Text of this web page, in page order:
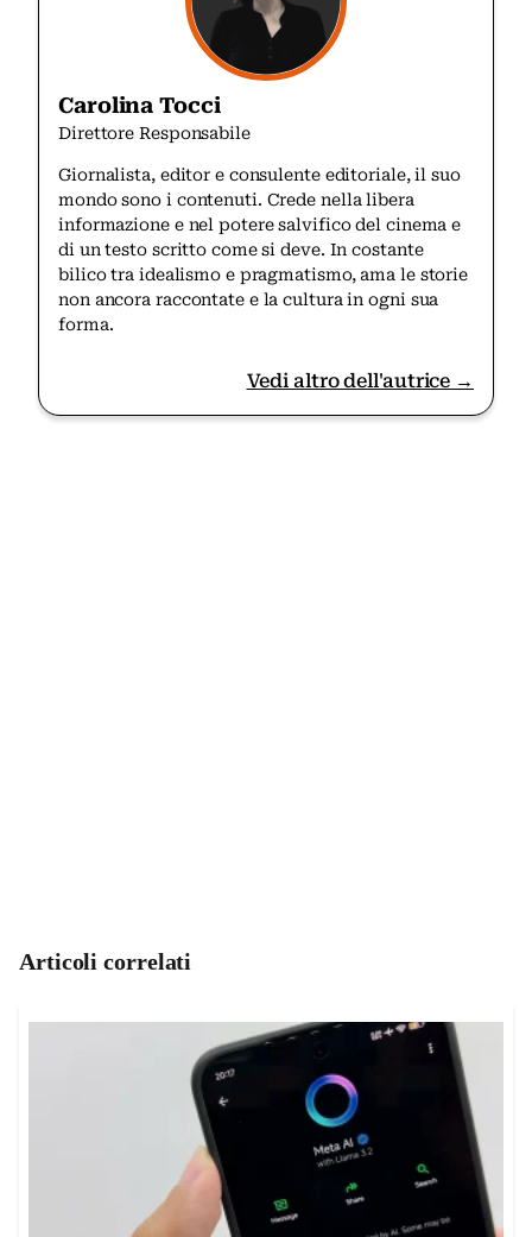
Carolina Tocci
Direttore Responsabile
Giornalista, editor e consulente editoriale, il suo
mondo sono i contenuti. Crede nella libera
informazione e nel potere salvifico del cinema e
di un testo scritto come si deve. In costante
bilico tra idealismo e pragmatismo, ama le storie
non ancora raccontate e la cultura in ogni sua
forma.
Vedi altro dell'autrice →
Articoli correlati